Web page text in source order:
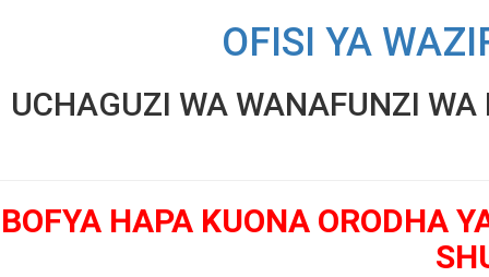
OFISI YA
UCHAGUZI WA WANAFUNZI
BOFYA HAPA KUONA ORODHA